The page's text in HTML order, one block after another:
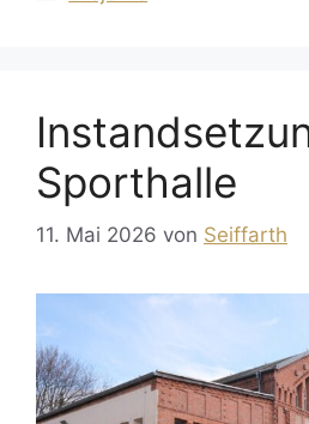
Sporthalle
11. Mai 2026 von Seiffarth